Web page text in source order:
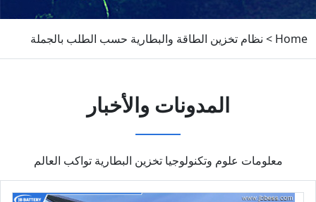
Home
> نظام تخزين الطاقة والبطارية حسب الطلب بالجملة
المدونات والأخبار
معلومات علوم وتكنولوجيا تخزين البطارية تواكب العالم